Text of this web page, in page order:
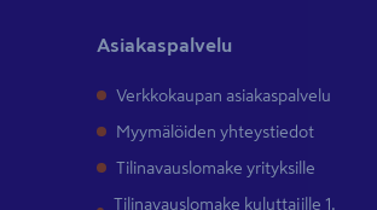
Asiakaspalvelu
Verkkokaupan asiakaspalvelu
Myymälöiden yhteystiedot
Tilinavauslomake yrityksille
Tilinavauslomake kuluttajille 1.